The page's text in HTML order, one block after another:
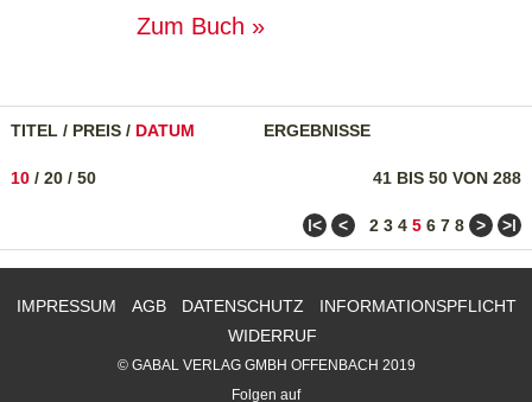
Zum Buch
TITEL / PREIS / DATUM ERGEBNISSE
41 BIS 50 VON 288
10 / 20 / 50
ǀ< < 2 3 4 5 6 7 8 > >ǀ
IMPRESSUM AGB DATENSCHUTZ
INFORMATIONSPFLICHT
WIDERRUF
© GABAL VERLAG GMBH OFFENBACH 2019
Folgen auf